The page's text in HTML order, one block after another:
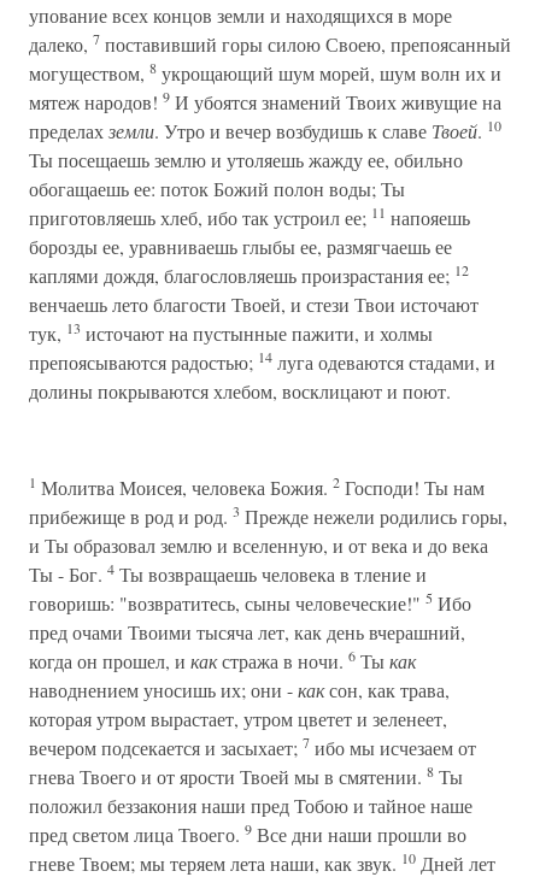
упование всех концов земли и находящихся в море
далеко, 7 поставивший горы силою Своею, препоясанный
могуществом, 8 укрощающий шум морей, шум волн их и
мятеж народов! 9 И убоятся знамений Твоих живущие на
пределахземли. Утро и вечер возбудишь к славе Твоей. 10
Ты посещаешь землю и утоляешь жажду ее, обильно
обогащаешь ее: поток Божий полон воды; Ты
приготовляешь хлеб, ибо так устроил ее; 11 напояешь
борозды ее, уравниваешь глыбы ее, размягчаешь ее
каплями дождя, благословляешь произрастания ее; 12
венчаешь лето благости Твоей, и стези Твои источают
тук, 13 источают на пустынные пажити, и холмы
препоясываются радостью; 14 луга одеваются стадами, и
долины покрываются хлебом, восклицают и поют.
1 Молитва Моисея, человека Божия. 2 Господи! Ты нам
прибежище в род и род. 3 Прежде нежели родились горы,
и Ты образовал землю и вселенную, и от века и до века
Ты - Бог. 4 Ты возвращаешь человека в тление и
говоришь: "возвратитесь, сыны человеческие!" 5 Ибо
пред очами Твоими тысяча лет, как день вчерашний,
когда он прошел, и какстража в ночи. 6 Тыкак
наводнением уносишь их; они -каксон, как трава,
которая утром вырастает, утром цветет и зеленеет,
вечером подсекается и засыхает; 7 ибо мы исчезаем от
гнева Твоего и от ярости Твоей мы в смятении. 8 Ты
положил беззакония наши пред Тобою и тайное наше
пред светом лица Твоего. 9 Все дни наши прошли во
гневе Твоем; мы теряем лета наши, как звук. 10 Дней лет